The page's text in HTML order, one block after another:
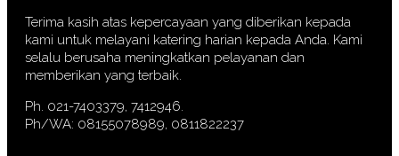
Terima kasih atas kepercayaan yang diberikan kepada
kami untuk melayani katering harian kepada Anda. Kami
selalu berusaha meningkatkan pelayanan dan
memberikan yang terbaik.
Ph. 021-7403379, 7412946.
Ph/WA: 08155078989, 0811822237